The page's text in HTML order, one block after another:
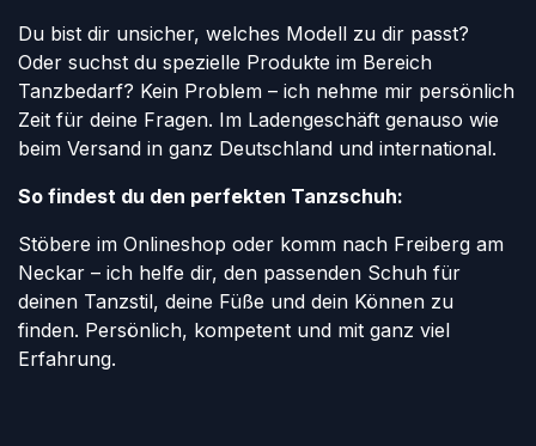
Du bist dir unsicher, welches Modell zu dir passt?
Oder suchst du spezielle Produkte im Bereich
Tanzbedarf? Kein Problem – ich nehme mir persönlich
Zeit für deine Fragen. Im Ladengeschäft genauso wie
beim Versand in ganz Deutschland und international.
So findest du den perfekten Tanzschuh:
Stöbere im Onlineshop oder komm nach Freiberg am
Neckar – ich helfe dir, den passenden Schuh für
deinen Tanzstil, deine Füße und dein Können zu
finden. Persönlich, kompetent und mit ganz viel
Erfahrung.